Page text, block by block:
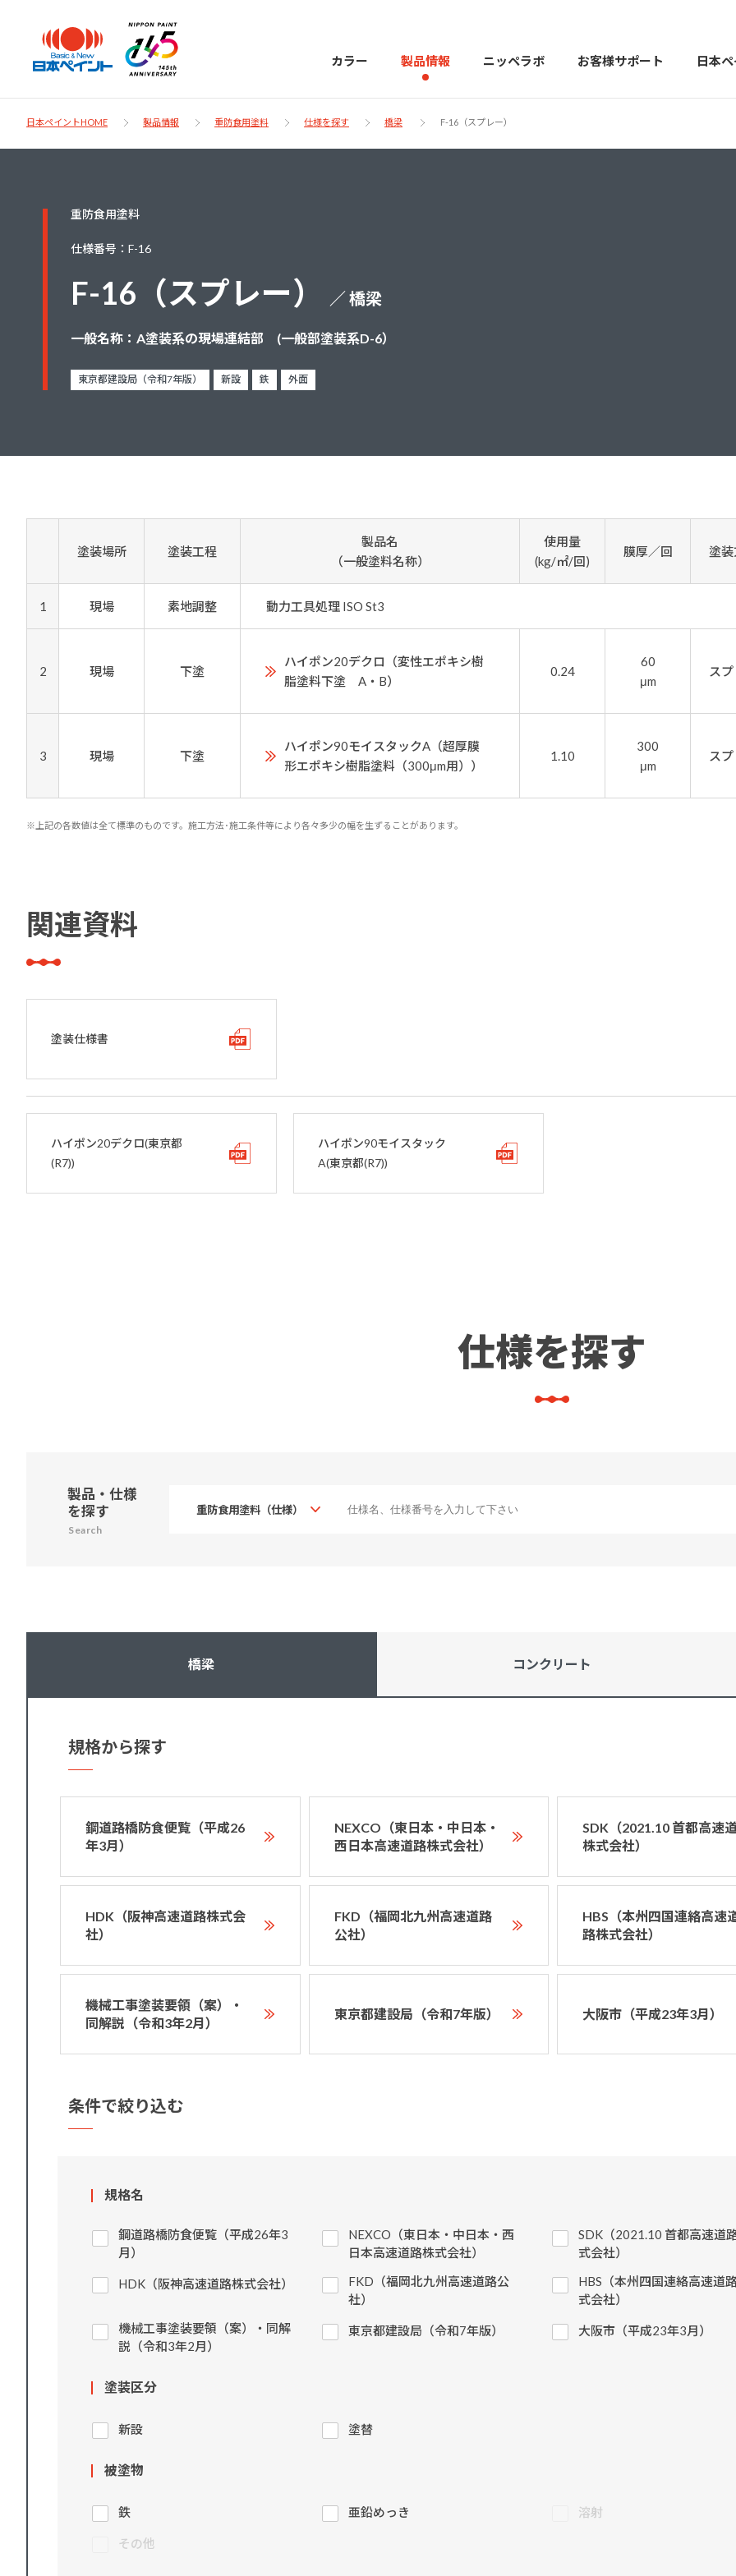
カラー 製品情報
製品情報
建築・重防食・自動車補修用の各分野で、
製品特集
プロテクトン
EMO
SUSTAINA SYSTEM
グリーンループ
ニッペラボ
ニッペラボ
塗装をする時、施工会社へお願いする時に
知っておくべき塗料・塗装の基礎知識をご
お客様サポート
お客様サポー
ト
お問い合わせにあたっては、まずは「よく
日本
日本ペイント
に
ついて
日本ペイントグループの一員として、建築
塗料の開発・製造および販売を展開。全国
いります。
ご利用にあたって 個人情報の取扱
日本ペイントHOME 製品情報 重防食用塗料 仕様を探す 橋梁 F-16（スプレー）
重防食用塗料
仕様番号：F-16
F-16（スプレー） ／ 橋梁
一般名称：A塗装系の現場連結部 (一般部塗装系D-6）
東京都建設局（令和7年版） 新設 鉄 外面
塗装場所 塗装工程
製品名
（一般塗料名称）
使用量
(kg/㎡/回)
膜厚／回 塗
1 現場 素地調整 動力工具処理 ISO St3
2 現場 下塗
ハイポン20デクロ（変性エポキシ樹
脂塗料下塗 A・B）
0.24
60
μm
ス
3 現場 下塗
ハイポン90モイスタックA（超厚膜
形エポキシ樹脂塗料（300μm用））
1.10
300
μm
ス
※上記の各数値は全て標準のものです。施工方法･施工条件等により各々多少の幅を生ずることがあります。
関連資料
塗装仕様書
ハイポン20デクロ(東京都
(R7))
ハイポン90モイスタック
A(東京都(R7))
仕様を探す
製品・仕様
を探す
Search
橋梁 コンクリート
規格から探す
鋼道路橋防食便覧（平成26
年3月）
NEXCO（東日本・中日本・
西日本高速道路株式会社）
SDK（2021.10 首都高速
株式会社）
HDK（阪神高速道路株式会
社）
FKD（福岡北九州高速道路
公社）
HBS（本州四国連絡高速
路株式会社）
機械工事塗装要領（案）・
同解説（令和3年2月）
東京都建設局（令和7年版） 大阪市（平成23年3月）
条件で絞り込む
規格名
鋼道路橋防食便覧（平成26年3
月）
NEXCO（東日本・中日本・西
日本高速道路株式会社）
SDK（2021.10 首都高速道
式会社）
HDK（阪神高速道路株式会社）
FKD（福岡北九州高速道路公
社）
HBS（本州四国連絡高速道
式会社）
機械工事塗装要領（案）・同解
説（令和3年2月）
東京都建設局（令和7年版） 大阪市（平成23年3月）
塗装区分
新設 塗替
被塗物
鉄 亜鉛めっき 溶射
その他